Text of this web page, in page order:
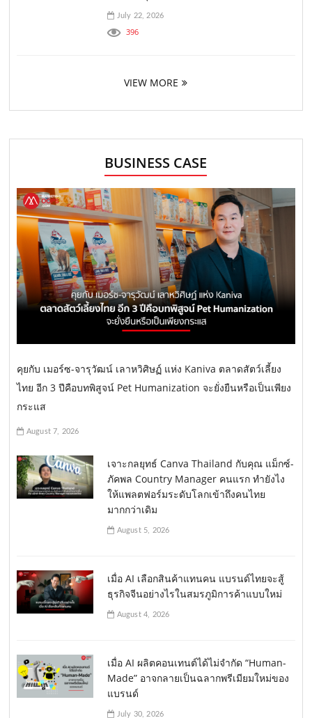
July 22, 2026
396
VIEW MORE
BUSINESS CASE
คุยกับ เมอร์ซ-จารุวัฒน์ เลาหวิศิษฏ์ แห่ง Kaniva ตลาดสัตว์เลี้ยง
ไทย อีก 3 ปีคือบทพิสูจน์ Pet Humanization จะยั่งยืนหรือเป็นเพียง
กระแส
August 7, 2026
เจาะกลยุทธ์ Canva Thailand กับคุณ แม็กซ์-
ภัคพล Country Manager คนแรก ทำยังไง
ให้แพลตฟอร์มระดับโลกเข้าถึงคนไทย
มากกว่าเดิม
August 5, 2026
เมื่อ AI เลือกสินค้าแทนคน แบรนด์ไทยจะสู้
ธุรกิจจีนอย่างไรในสมรภูมิการค้าแบบใหม่
August 4, 2026
เมื่อ AI ผลิตคอนเทนต์ได้ไม่จำกัด “Human-
Made” อาจกลายเป็นฉลากพรีเมียมใหม่ของ
แบรนด์
July 30, 2026